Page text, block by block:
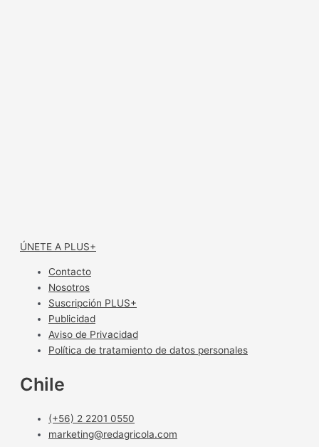
ÚNETE A PLUS+
Contacto
Nosotros
Suscripción PLUS+
Publicidad
Aviso de Privacidad
Política de tratamiento de datos personales
Chile
(+56) 2 2201 0550
marketing@redagricola.com